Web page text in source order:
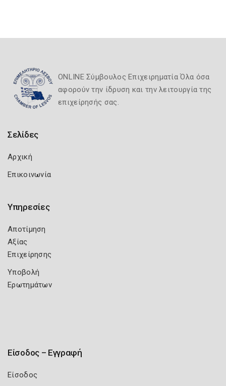
ONLINE Σύμβουλος Επιχειρηματία Όλα όσα
αφορούν την ίδρυση και την λειτουργία της
επιχείρησής σας.
Σελίδες
Αρχική
Επικοινωνία
Υπηρεσίες
Αποτίμηση
Αξίας
Επιχείρησης
Υποβολή
Ερωτημάτων
Είσοδος – Εγγραφή
Είσοδος